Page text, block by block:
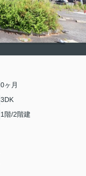
0ヶ月
3DK
1階/2階建